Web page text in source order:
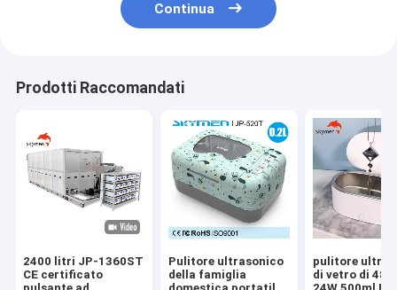
Continua
Prodotti Raccomandati
2400 litri JP-1360ST
CE certificato
Pulitore ultrasonico
della famiglia
pulitore
di vetro di